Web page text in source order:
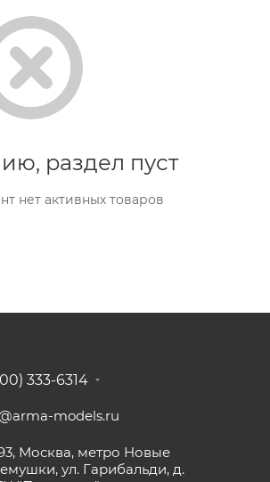
раздел пуст
нет активных товаров
333-6314
models.ru
Москва, метро Новые
ул. Гарибальди, д.